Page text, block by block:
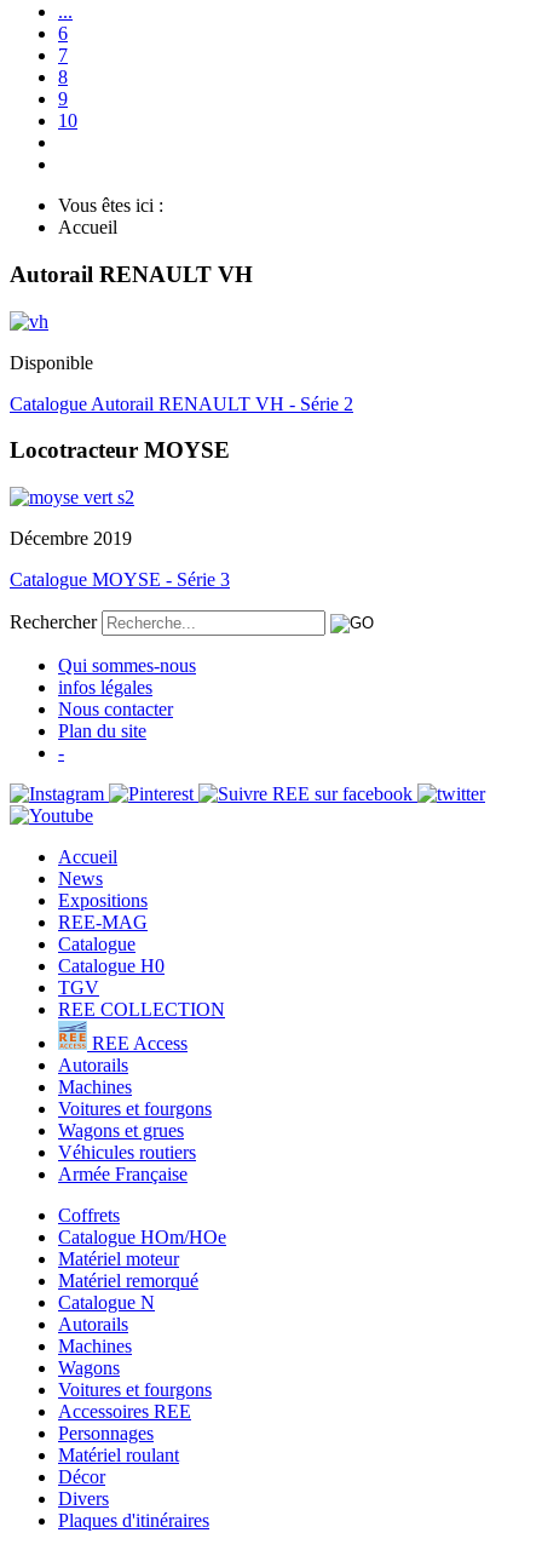
...
6
7
8
9
10
Vous êtes ici :
Accueil
Autorail RENAULT VH
Disponible
Catalogue Autorail RENAULT VH - Série 2
Locotracteur MOYSE
Décembre 2019
Catalogue MOYSE - Série 3
Rechercher
Qui sommes-nous
infos légales
Nous contacter
Plan du site
-
Accueil
News
Expositions
REE-MAG
Catalogue
Catalogue H0
TGV
REE COLLECTION
REE Access
Autorails
Machines
Voitures et fourgons
Wagons et grues
Véhicules routiers
Armée Française
Coffrets
Catalogue HOm/HOe
Matériel moteur
Matériel remorqué
Catalogue N
Autorails
Machines
Wagons
Voitures et fourgons
Accessoires REE
Personnages
Matériel roulant
Décor
Divers
Plaques d'itinéraires